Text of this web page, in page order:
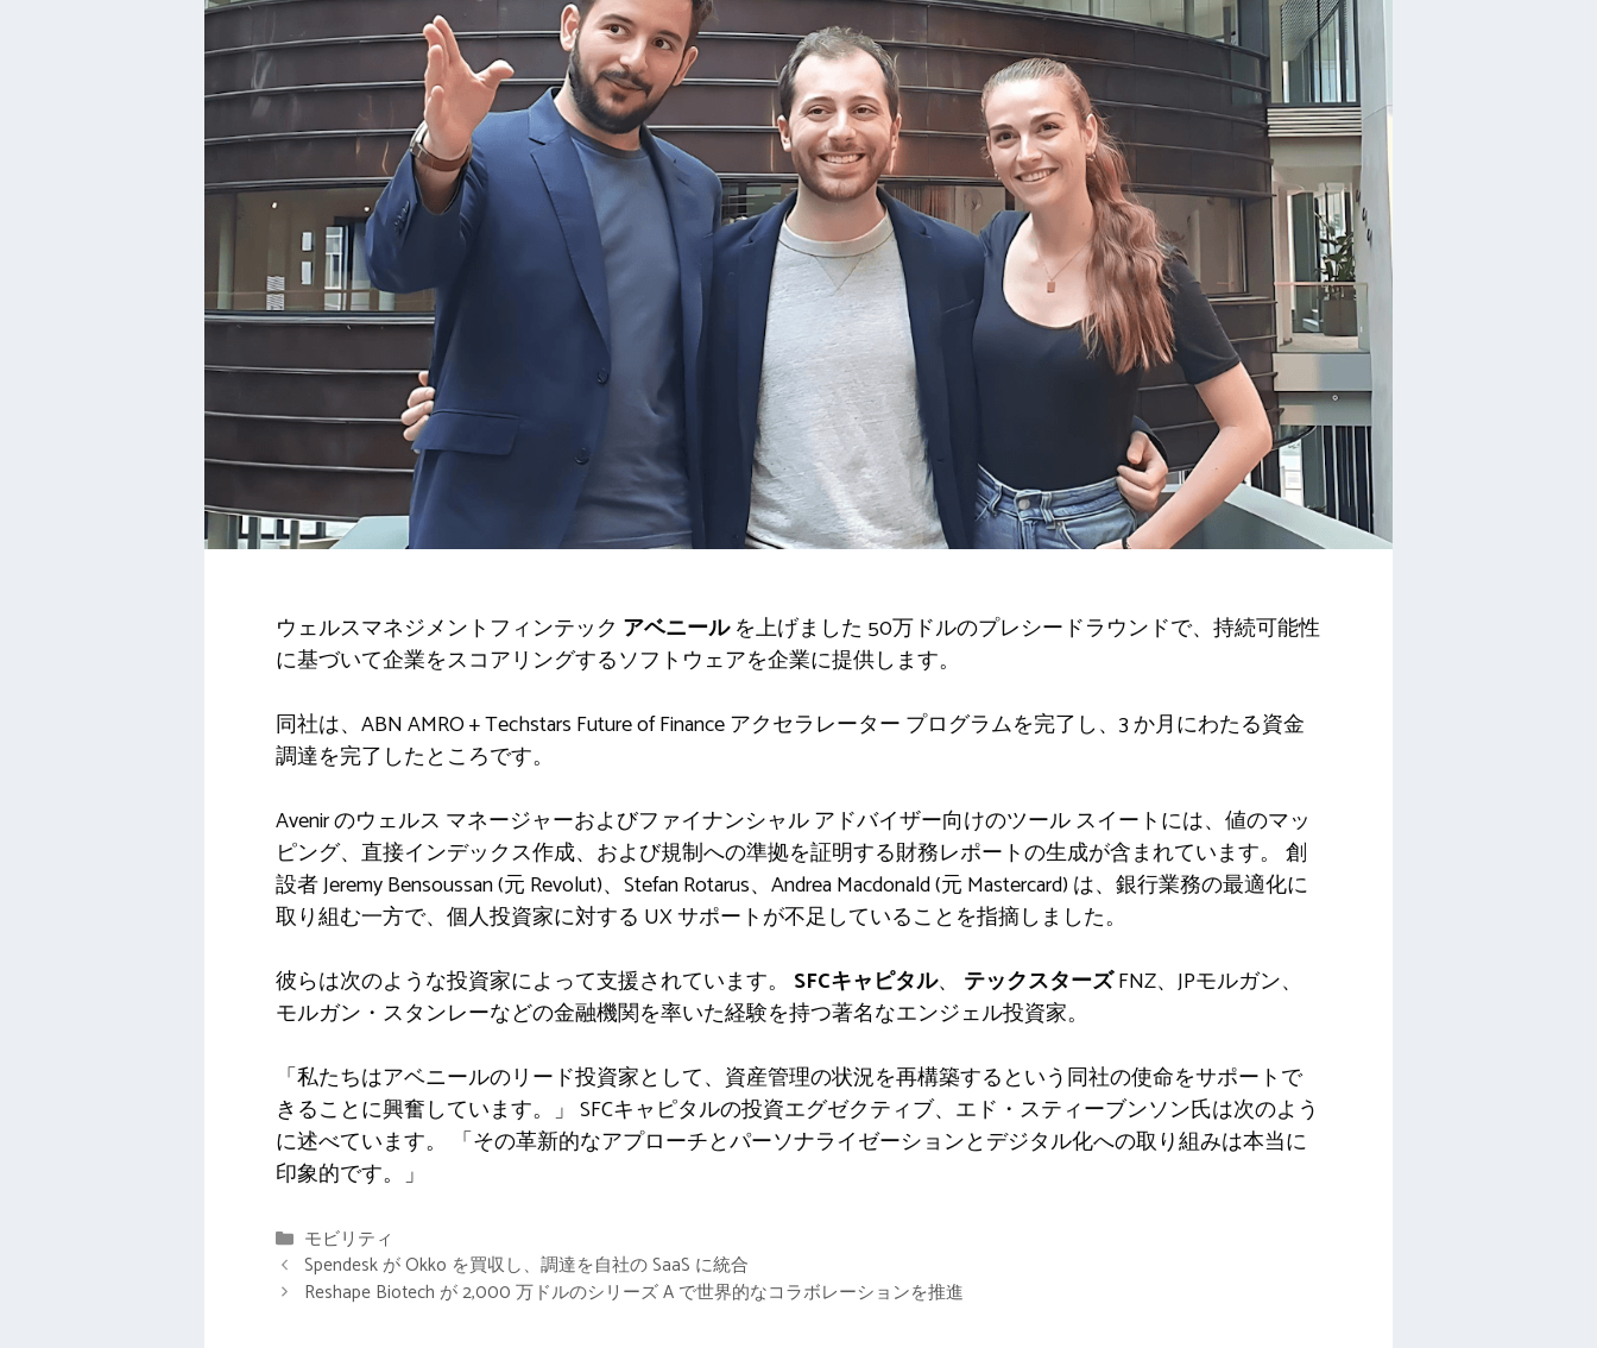
ウェルスマネジメントフィンテック アベニールを上げました 50万ドルのプレシードラウンドで、持続可能性
に基づいて企業をスコアリングするソフトウェアを企業に提供します。
同社は、ABN AMRO + Techstars Future of Finance アクセラレーター プログラムを完了し、3 か月にわたる資金
調達を完了したところです。
Avenir のウェルス マネージャーおよびファイナンシャル アドバイザー向けのツール スイートには、値のマッ
ピング、直接インデックス作成、および規制への準拠を証明する財務レポートの生成が含まれています。 創
設者Jeremy Bensoussan (元 Revolut)、Stefan Rotarus、Andrea Macdonald (元 Mastercard) は、銀行業務の最適化に
取り組む一方で、個人投資家に対する UX サポートが不足していることを指摘しました。
彼らは次のような投資家によって支援されています。 SFCキャピタル、 テックスターズFNZ、JPモルガン、
モルガン・スタンレーなどの金融機関を率いた経験を持つ著名なエンジェル投資家。
「私たちはアベニールのリード投資家として、資産管理の状況を再構築するという同社の使命をサポートで
きることに興奮しています。」 SFCキャピタルの投資エグゼクティブ、エド・スティーブンソン氏は次のよう
に述べています。
「その革新的なアプローチとパーソナライゼーションとデジタル化への取り組みは本当に
印象的です。」
カ
テ
ゴ
モビリティ
Spendesk が Okko を買収し、調達を自社の SaaS に統合
Reshape Biotech が 2,000 万ドルのシリーズ A で世界的なコラボレーションを推進